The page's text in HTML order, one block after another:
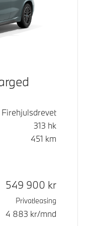
Firehjulsdrevet
313 hk
451 km
Kontantpris
549 900 kr
Privatleasing
4 883 kr/mnd